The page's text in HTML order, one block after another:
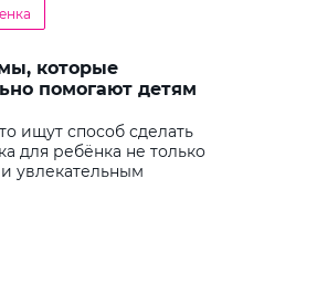
которые
помогают детям
ищут способ сделать
для ребёнка не только
увлекательным